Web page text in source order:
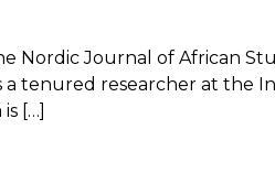
Nordic Journal of African
a tenured researcher at the
[…]